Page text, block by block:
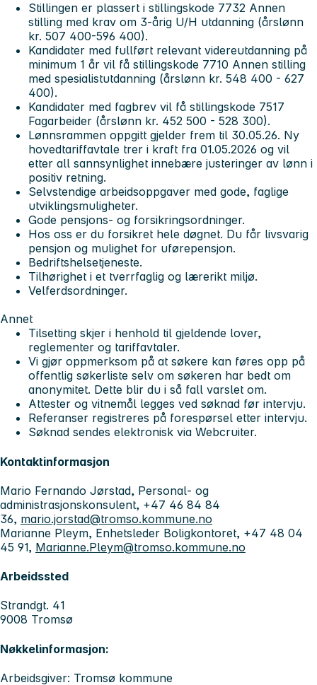
Stillingen er plassert i stillingskode 7732 Annen
stilling med krav om 3-årig U/H utdanning (årslønn
kr. 507 400-596 400).
Kandidater med fullført relevant videreutdanning på
minimum 1 år vil få stillingskode 7710 Annen stilling
med spesialistutdanning (årslønn kr. 548 400 - 627
400).
Kandidater med fagbrev vil få stillingskode 7517
Fagarbeider (årslønn kr. 452 500 - 528 300).
Lønnsrammen oppgitt gjelder frem til 30.05.26. Ny
hovedtariffavtale trer i kraft fra 01.05.2026 og vil
etter all sannsynlighet innebære justeringer av lønn i
positiv retning.
Selvstendige arbeidsoppgaver med gode, faglige
utviklingsmuligheter.
Gode pensjons- og forsikringsordninger.
Hos oss er du forsikret hele døgnet. Du får livsvarig
pensjon og mulighet for uførepensjon.
Bedriftshelsetjeneste.
Tilhørighet i et tverrfaglig og lærerikt miljø.
Velferdsordninger.
Annet
Tilsetting skjer i henhold til gjeldende lover,
reglementer og tariffavtaler.
Vi gjør oppmerksom på at søkere kan føres opp på
offentlig søkerliste selv om søkeren har bedt om
anonymitet. Dette blir du i så fall varslet om.
Attester og vitnemål legges ved søknad før intervju.
Referanser registreres på forespørsel etter intervju.
Søknad sendes elektronisk via Webcruiter.
Kontaktinformasjon
Mario Fernando Jørstad, Personal- og
administrasjonskonsulent, +47 46 84 84
36, mario.jorstad@tromso.kommune.no
Marianne Pleym, Enhetsleder Boligkontoret, +47 48 04
45 91, Marianne.Pleym@tromso.kommune.no
Arbeidssted
Strandgt. 41
9008 Tromsø
Nøkkelinformasjon:
Arbeidsgiver: Tromsø kommune